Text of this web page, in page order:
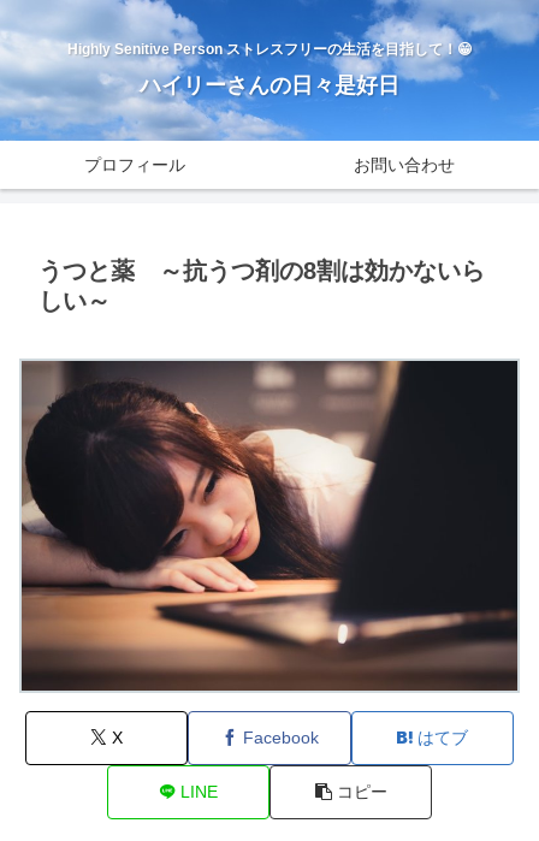
Highly Senitive Person ストレスフリーの生活を目指して！😁
ハイリーさんの日々是好日
プロフィール お問い合わせ
うつと薬 ～抗うつ剤の8割は効かないら
しい～
X Facebook はてブ
LINE コピー